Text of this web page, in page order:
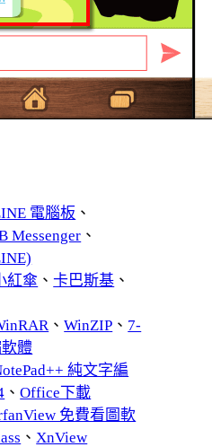
電腦板 、
Messenger 、
紅傘 、卡巴斯基 、
、WinZIP 、 7-
體
純文字編
、Office下載
免費看圖軟
、 XnView